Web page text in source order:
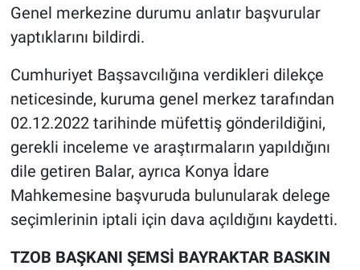
Genel merkezine durumu anlatır başvurular
yaptıklarını bildirdi.
Cumhuriyet Başsavcılığına verdikleri dilekçe
neticesinde, kuruma genel merkez tarafından
02.12.2022 tarihinde müfettiş gönderildiğini,
gerekli inceleme ve araştırmaların yapıldığını
dile getiren Balar, ayrıca Konya İdare
Mahkemesine başvuruda bulunularak delege
seçimlerinin iptali için dava açıldığını kaydetti.
TZOB BAŞKANI ŞEMSİ BAYRAKTAR BASKIN